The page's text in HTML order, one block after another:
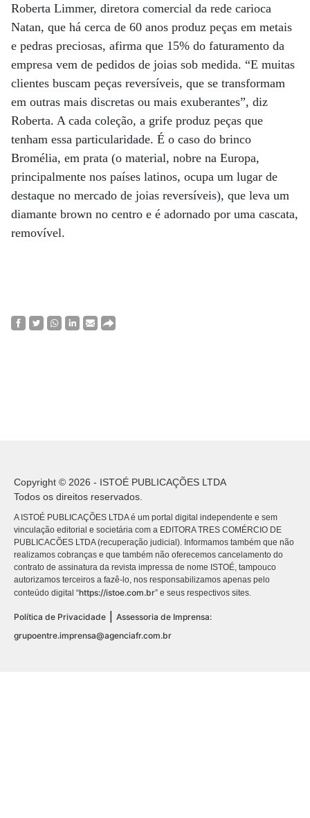
Roberta Limmer, diretora comercial da rede carioca
Natan, que há cerca de 60 anos produz peças em metais
e pedras preciosas, afirma que 15% do faturamento da
empresa vem de pedidos de joias sob medida. “E muitas
clientes buscam peças reversíveis, que se transformam
em outras mais discretas ou mais exuberantes”, diz
Roberta. A cada coleção, a grife produz peças que
tenham essa particularidade. É o caso do brinco
Bromélia, em prata (o material, nobre na Europa,
principalmente nos países latinos, ocupa um lugar de
destaque no mercado de joias reversíveis), que leva um
diamante brown no centro e é adornado por uma cascata,
removível.
Copyright © 2026 - ISTOÉ PUBLICAÇÕES LTDA
Todos os direitos reservados.
A ISTOÉ PUBLICAÇÕES LTDA é um portal digital independente e sem
vinculação editorial e societária com a EDITORA TRES COMÉRCIO DE
PUBLICACÕES LTDA (recuperação judicial). Informamos também que não
realizamos cobranças e que também não oferecemos cancelamento do
contrato de assinatura da revista impressa de nome ISTOÉ, tampouco
autorizamos terceiros a fazê-lo, nos responsabilizamos apenas pelo
conteúdo digital “https://istoe.com.br” e seus respectivos sites.
Política de Privacidade | Assessoria de Imprensa:
grupoentre.imprensa@agenciafr.com.br